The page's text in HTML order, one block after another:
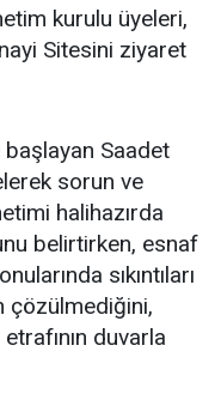
kurulu üyeleri,
Sitesini ziyaret
Saadet
sorun ve
halihazırda
belirtirken, esnaf
sıkıntıları
çözülmediğini,
duvarla